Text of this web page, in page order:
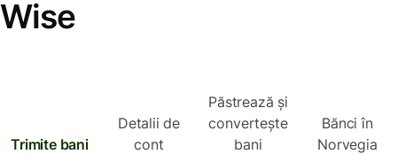
Wise
Trimite bani
Detalii de
cont
Păstrează și
convertește
bani
Bănci în
Norvegia